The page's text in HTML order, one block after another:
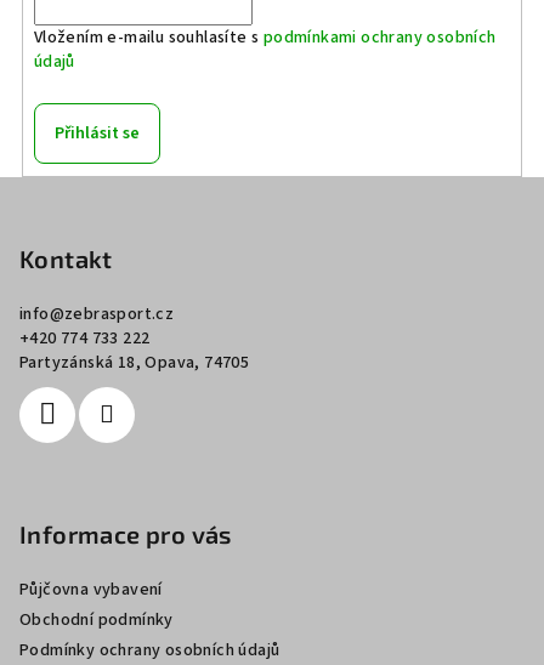
Vložením e-mailu souhlasíte s podmínkami ochrany osobních
údajů
Přihlásit se
Kontakt
info@zebrasport.cz
+420 774 733 222
Partyzánská 18, Opava, 74705
Informace pro vás
Půjčovna vybavení
Obchodní podmínky
Podmínky ochrany osobních údajů